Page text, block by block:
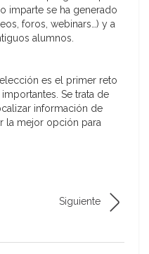
imparte se ha generado
foros, webinars…) y a
alumnos.
es el primer reto
Se trata de
información de
la mejor opción para
Siguiente